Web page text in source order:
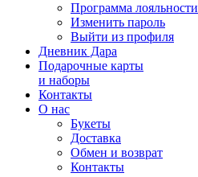
Программа лояльности
Изменить пароль
Выйти из профиля
Дневник Дара
Подарочные карты
и наборы
Контакты
О нас
Букеты
Доставка
Обмен и возврат
Контакты